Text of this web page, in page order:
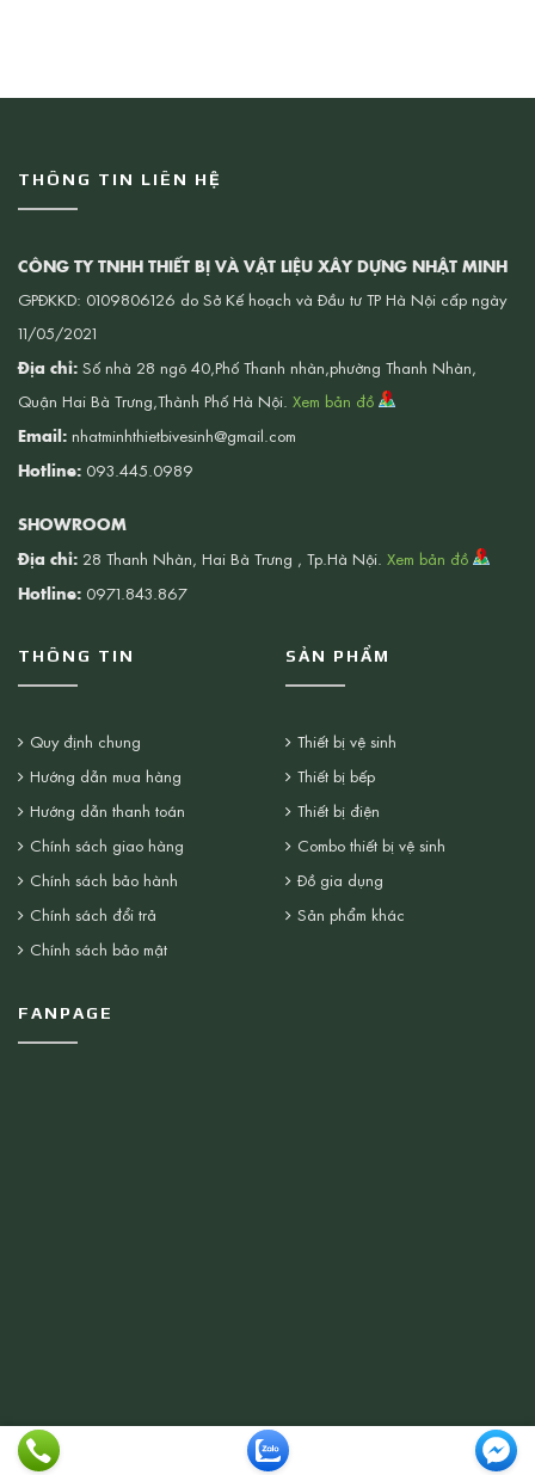
THÔNG TIN LIÊN HỆ
CÔNG TY TNHH THIẾT BỊ VÀ VẬT LIỆU XÂY DỰNG NHẬT MINH
GPĐKKD: 0109806126 do Sở Kế hoạch và Đầu tư TP Hà Nội cấp ngày
11/05/2021
Địa chỉ: Số nhà 28 ngõ 40,Phố Thanh nhàn,phường Thanh Nhàn,
Quận Hai Bà Trưng,Thành Phố Hà Nội. Xem bản đồ
Email: nhatminhthietbivesinh@gmail.com
Hotline: 093.445.0989
SHOWROOM
Địa chỉ: 28 Thanh Nhàn, Hai Bà Trưng , Tp.Hà Nội. Xem bản đồ
Hotline: 0971.843.867
THÔNG TIN
Quy định chung
Hướng dẫn mua hàng
Hướng dẫn thanh toán
Chính sách giao hàng
Chính sách bảo hành
Chính sách đổi trả
Chính sách bảo mật
SẢN PHẨM
Thiết bị vệ sinh
Thiết bị bếp
Thiết bị điện
Combo thiết bị vệ sinh
Đồ gia dụng
Sản phẩm khác
FANPAGE
© 2026 Thiết bị Vệ Sinh Nhật Minh . All rights reserved.